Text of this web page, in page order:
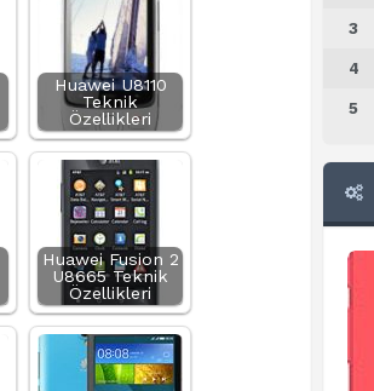
Huawei U8110
Teknik
Özellikleri
Huawei Fusion 2
U8665 Teknik
Özellikleri
3
4
5